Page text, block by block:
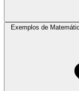
Exemplos de